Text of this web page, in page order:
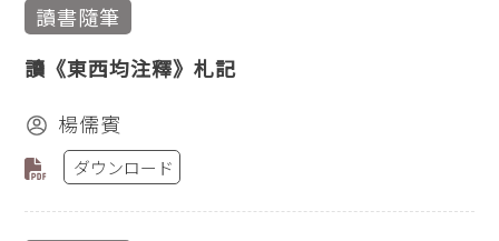
讀書隨筆
讀《東西均注釋》札記
楊儒賓
ダウンロード